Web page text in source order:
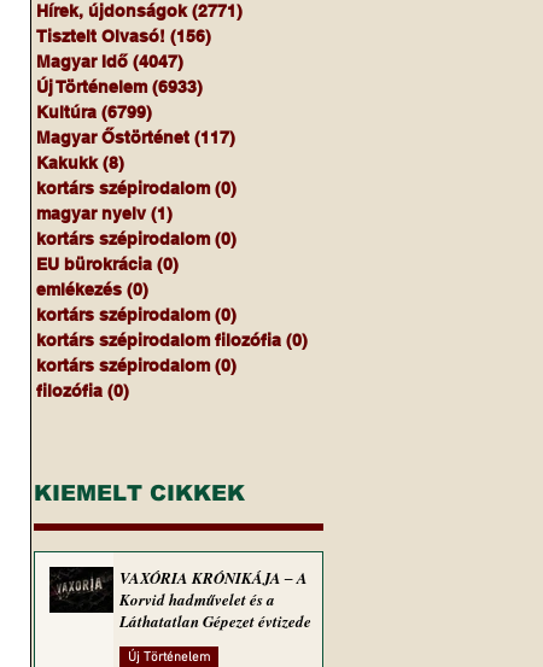
Hírek, újdonságok (2771)
Tisztelt Olvasó! (156)
Magyar Idő (4047)
Új Történelem (6933)
Kultúra (6799)
Magyar Őstörténet (117)
Kakukk (8)
kortárs szépirodalom (0)
magyar nyelv (1)
kortárs szépirodalom (0)
EU bürokrácia (0)
emlékezés (0)
kortárs szépirodalom (0)
kortárs szépirodalom filozófia (0)
kortárs szépirodalom (0)
filozófia (0)
KIEMELT CIKKEK
VAXÓRIA KRÓNIKÁJA ‒ A
Korvid hadművelet és a
Láthatatlan Gépezet évtizede
Új Történelem